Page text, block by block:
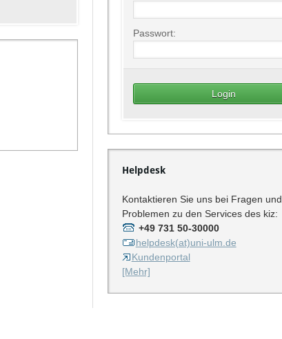
Passwort:
Helpdesk
Kontaktieren Sie uns bei Fragen und
Problemen zu den Services des kiz:
+49 731 50-30000
helpdesk(at)uni-ulm.de
Kundenportal
[Mehr]